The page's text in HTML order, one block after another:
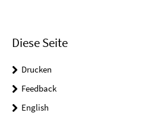
Diese Seite
Drucken
Feedback
English